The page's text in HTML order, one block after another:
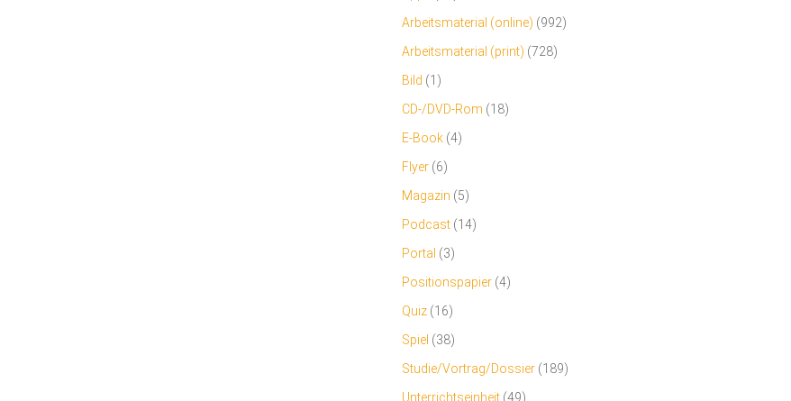
Arbeitsmaterial (online) (992)
Arbeitsmaterial (print) (728)
Bild (1)
CD-/DVD-Rom (18)
E-Book (4)
Flyer (6)
Magazin (5)
Podcast (14)
Portal (3)
Positionspapier (4)
Quiz (16)
Spiel (38)
Studie/Vortrag/Dossier (189)
Unterrichtseinheit (49)